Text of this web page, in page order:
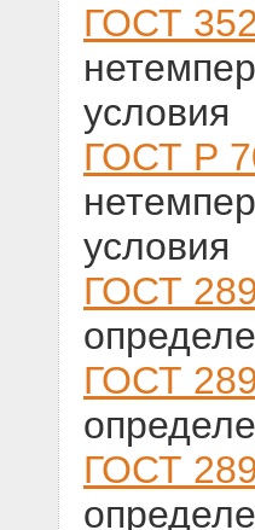
ГОСТ
условия
ГОСТ Р
условия
ГОСТ
ГОСТ
ГОСТ